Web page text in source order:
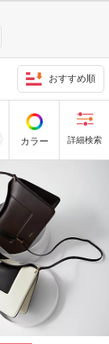
おすすめ順
カラー